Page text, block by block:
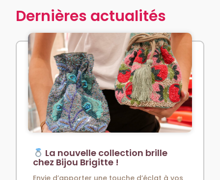
Dernières actualités
La nouvelle collection brille
chez Bijou Brigitte !
Envie d’apporter une touche d’éclat à vos